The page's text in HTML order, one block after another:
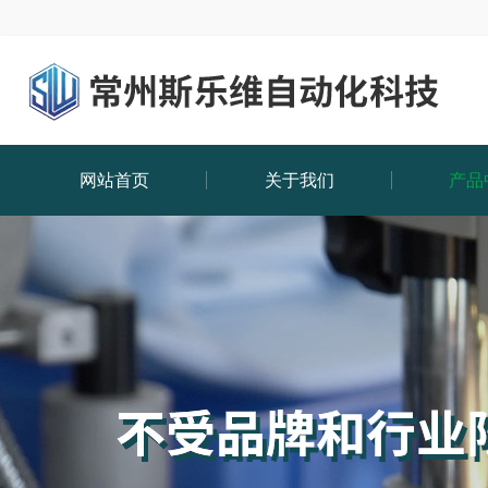
网站首页 关于我们 产品